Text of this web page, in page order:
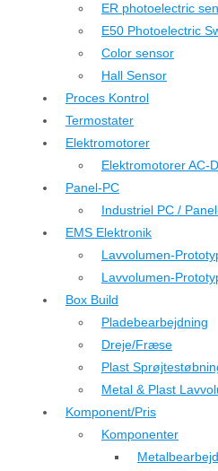
ER photoelectric
E50 Photoelectric
Color sensor
Hall Sensor
Proces Kontrol
Termostater
Elektromotorer
Elektromotorer AC-
Panel-PC
Industriel PC /
EMS Elektronik
Lavvolumen-
Lavvolumen-
Box Build
Pladebearbejdning
Dreje/Fræse
Plast
Metal & Plast
Komponent/Pris
Komponenter